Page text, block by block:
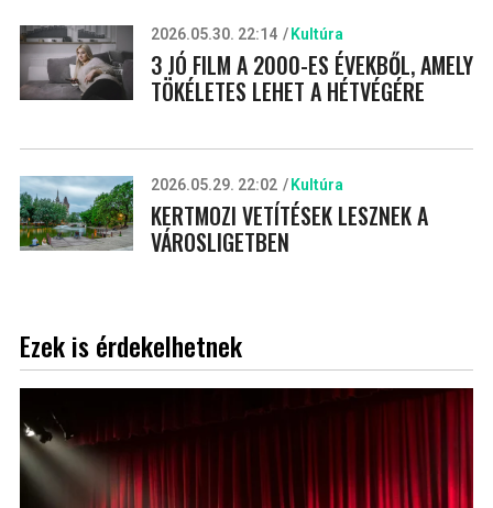
2026.05.30. 22:14 Kultúra
3 JÓ FILM A 2000-ES ÉVEKBŐL, AMELY
TÖKÉLETES LEHET A HÉTVÉGÉRE
2026.05.29. 22:02 Kultúra
KERTMOZI VETÍTÉSEK LESZNEK A
VÁROSLIGETBEN
Ezek is érdekelhetnek